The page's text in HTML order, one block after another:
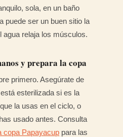
sola, en un baño
puede ser un buen sitio la
agua relaja los músculos.
y prepara la copa
primero. Asegúrate de
esterilizada si es la
la usas en el ciclo, o
usado antes. Consulta
copa Papayacup para las